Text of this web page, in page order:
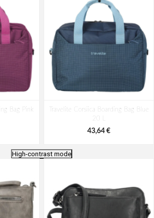
Bag Pink
Travelite Corsiica Boarding Bag Blue
43,64 €
High-contrast mode